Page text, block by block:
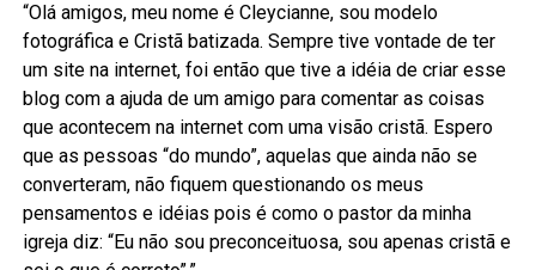
“Olá amigos, meu nome é Cleycianne, sou modelo
fotográfica e Cristã batizada. Sempre tive vontade de ter
um site na internet, foi então que tive a idéia de criar esse
blog com a ajuda de um amigo para comentar as coisas
que acontecem na internet com uma visão cristã. Espero
que as pessoas “do mundo”, aquelas que ainda não se
converteram, não fiquem questionando os meus
pensamentos e idéias pois é como o pastor da minha
igreja diz: “Eu não sou preconceituosa, sou apenas cristã e